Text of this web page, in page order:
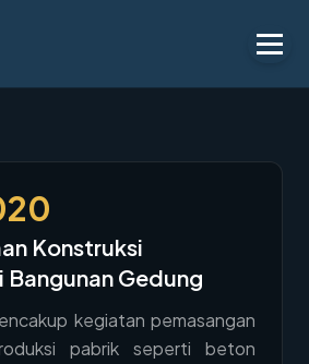
Konstruksi
Bangunan Gedung
kegiatan pemasangan
pabrik seperti beton